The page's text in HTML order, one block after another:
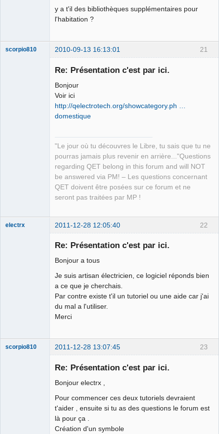
y a t'il des bibliothèques supplémentaires pour
l'habitation ?
21
scorpio810 2010-09-13 16:13:01
Re: Présentation c'est par ici.
Bonjour
Voir ici
http://qelectrotech.org/showcategory.ph …
domestique
"Le jour où tu découvres le Libre, tu sais que tu ne
pourras jamais plus revenir en arrière..."Questions
regarding QET belong in this forum and will NOT
be answered via PM! – Les questions concernant
QET doivent être posées sur ce forum et ne
seront pas traitées par MP !
22
electrx 2011-12-28 12:05:40
Re: Présentation c'est par ici.
Bonjour a tous
Je suis artisan électricien, ce logiciel réponds bien
a ce que je cherchais.
Par contre existe t'il un tutoriel ou une aide car j'ai
du mal a l'utiliser.
Merci
23
scorpio810 2011-12-28 13:07:45
Re: Présentation c'est par ici.
Bonjour electrx ,
Pour commencer ces deux tutoriels devraient
t'aider , ensuite si tu as des questions le forum est
là pour ça .
Création d'un symbole